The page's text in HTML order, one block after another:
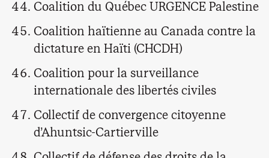
Coalition du Québec URGENCE Palestine
Coalition haïtienne au Canada contre la
dictature en Haïti (CHCDH)
Coalition pour la surveillance
internationale des libertés civiles
Collectif de convergence citoyenne
d’Ahuntsic-Cartierville